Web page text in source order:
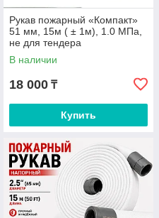
Рукав пожарный «Компакт»
51 мм, 15м ( ± 1м), 1.0 МПа,
не для тендера
В наличии
18 000 ₸
Купить